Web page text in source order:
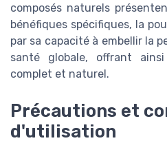
composés naturels
bénéfiques spécifiques, la
par sa capacité à embellir la
santé globale, offrant
complet et naturel.
Précautions et
d'utilisation